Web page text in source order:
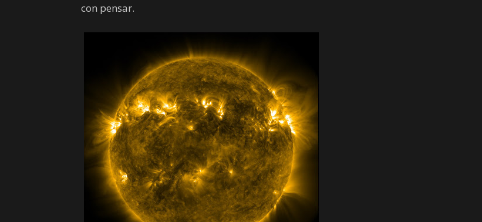
con pensar.